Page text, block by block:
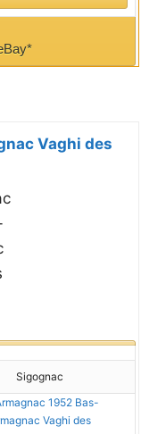
Vaghi des
Sigognac